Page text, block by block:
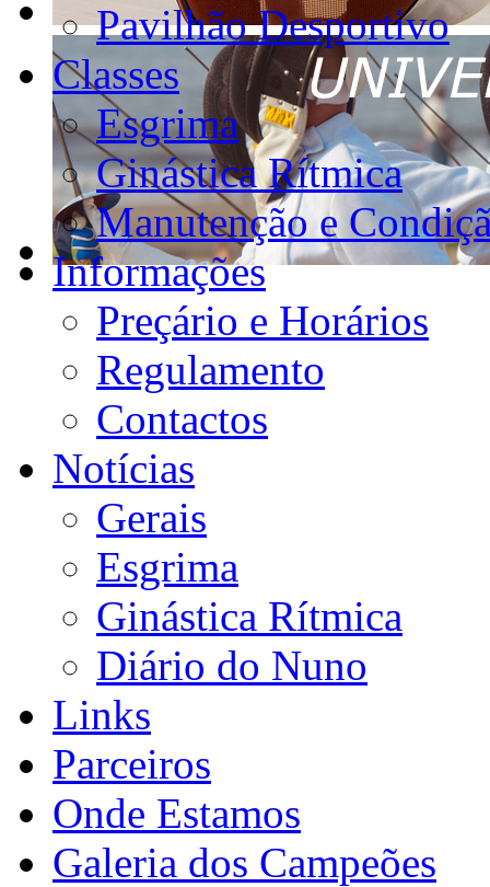
Pavilhão Desportivo
Classes
Esgrima
Ginástica Rítmica
Manutenção e
Informações
Preçário e Horários
Regulamento
Contactos
Notícias
Gerais
Esgrima
Ginástica Rítmica
Diário do Nuno
Links
Parceiros
Onde Estamos
Galeria dos Campeões